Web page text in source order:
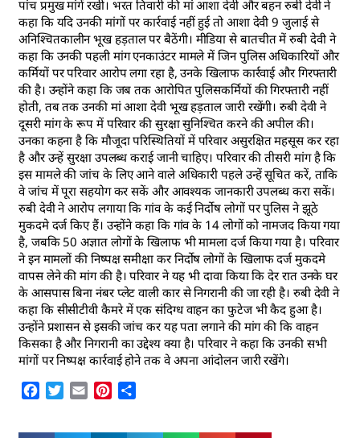
पांच प्रमुख मांगें रखीं। भरत तिवारी की मां आशा देवी और बहन रुबी देवी ने
कहा कि यदि उनकी मांगों पर कार्रवाई नहीं हुई तो आशा देवी 9 जुलाई से
अनिश्चितकालीन भूख हड़ताल पर बैठेंगी। मीडिया से बातचीत में रुबी देवी ने
कहा कि उनकी पहली मांग एनकाउंटर मामले में जिन पुलिस अधिकारियों और
कर्मियों पर परिवार आरोप लगा रहा है, उनके खिलाफ कार्रवाई और गिरफ्तारी
की है। उन्होंने कहा कि जब तक आरोपित पुलिसकर्मियों की गिरफ्तारी नहीं
होती, तब तक उनकी मां आशा देवी भूख हड़ताल जारी रखेंगी। रुबी देवी ने
दूसरी मांग के रूप में परिवार की सुरक्षा सुनिश्चित करने की अपील की।
उनका कहना है कि मौजूदा परिस्थितियों में परिवार असुरक्षित महसूस कर रहा
है और उन्हें सुरक्षा उपलब्ध कराई जानी चाहिए। परिवार की तीसरी मांग है कि
इस मामले की जांच के लिए आने वाले अधिकारी पहले उन्हें सूचित करें, ताकि
वे जांच में पूरा सहयोग कर सकें और आवश्यक जानकारी उपलब्ध करा सकें।
रुबी देवी ने आरोप लगाया कि गांव के कई निर्दोष लोगों पर पुलिस ने झूठे
मुकदमे दर्ज किए हैं। उन्होंने कहा कि गांव के 14 लोगों को नामजद किया गया
है, जबकि 50 अज्ञात लोगों के खिलाफ भी मामला दर्ज किया गया है। परिवार
ने इन मामलों की निष्पक्ष समीक्षा कर निर्दोष लोगों के खिलाफ दर्ज मुकदमे
वापस लेने की मांग की है। परिवार ने यह भी दावा किया कि देर रात उनके घर
के आसपास बिना नंबर प्लेट वाली कार से निगरानी की जा रही है। रुबी देवी ने
कहा कि सीसीटीवी कैमरे में एक संदिग्ध वाहन का फुटेज भी कैद हुआ है।
उन्होंने प्रशासन से इसकी जांच कर यह पता लगाने की मांग की कि वाहन
किसका है और निगरानी का उद्देश्य क्या है। परिवार ने कहा कि उनकी सभी
मांगों पर निष्पक्ष कार्रवाई होने तक वे अपना आंदोलन जारी रखेंगे।
Facebook
Twitter
Email Pinterest